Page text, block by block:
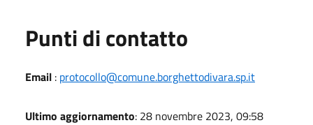
Punti di contatto
Email : protocollo@comune.borghettodivara.sp.it
Ultimo aggiornamento: 28 novembre 2023, 09:58